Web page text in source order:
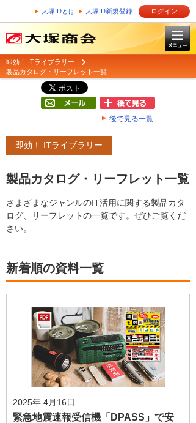
大塚IDとは 大塚ID新規登録 ログイン
即効！ ITライブラリー
製品カタログ・リーフレット一覧
後で見る一覧
即効！ ITライブラリー
製品カタログ・リーフレット一覧
さまざまなジャンルのIT活用に関する製品カタ
ログ、リーフレットの一覧です。ぜひご覧くだ
さい。
新着順の資料一覧
2025年 4月16日
緊急地震速報受信機「DPASS」で安